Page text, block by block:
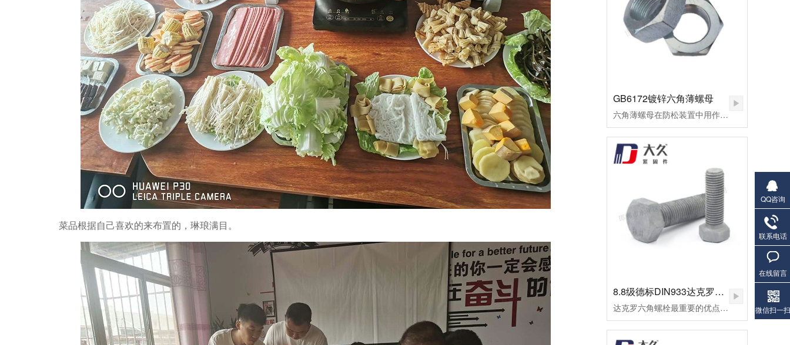
菜品根据自己喜欢的来布置的，琳琅满目。
GB6172镀锌六角薄螺母
六角薄螺母在防松装置中用作副螺母，起锁紧作用，或用于螺纹连接副主要承受剪切力的地方。
8.8级德标DIN933达克罗六角螺栓
达克罗六角螺栓最重要的优点是不氢脆，因此达克罗非常适合加工一些高档螺栓，如8.8级外六角螺栓。达克罗六角螺栓耐高温腐蚀，耐热温度可达300℃以上。但一般的热镀锌加工工艺，当温度做到100摄氏时，早已废料。达克罗涂层与六角螺栓和螺母的结合力好，处理后的外六角螺栓易于喷涂和着色，有机涂层的结合力超过磷化膜。达克罗六角螺栓在生产加工和涂布的全过程中，不会产生对环境有污染的废水废气，不使用三废管理降低了处理成本。
QQ咨询
联系电话
在线留言
微信扫一扫